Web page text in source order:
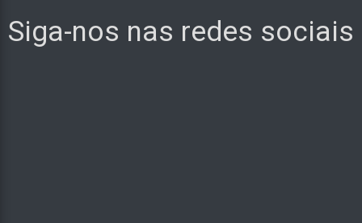
Siga-nos nas redes sociais